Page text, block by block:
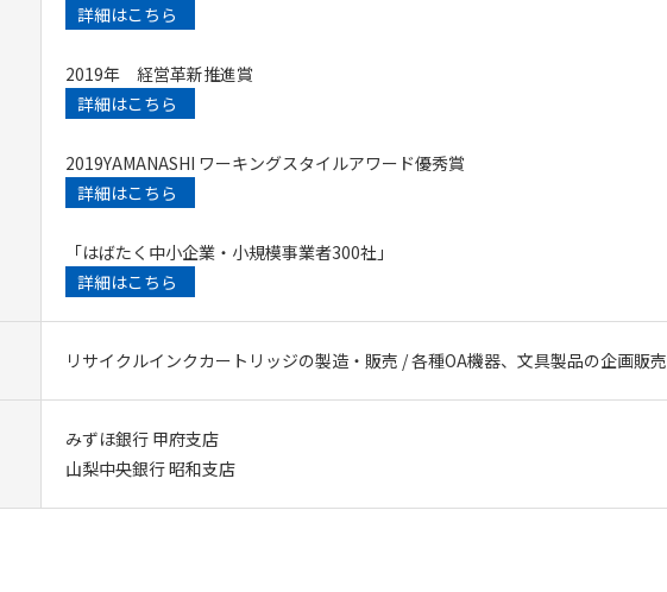
詳細はこちら
2019年 経営革新推進賞
詳細はこちら
2019YAMANASHI ワーキングスタイルアワード優秀賞
詳細はこちら
「はばたく中小企業・小規模事業者300社」
詳細はこちら
リサイクルインクカートリッジの製造・販売 / 各種OA機器、文具製品の企画販売
みずほ銀行 甲府支店
山梨中央銀行 昭和支店